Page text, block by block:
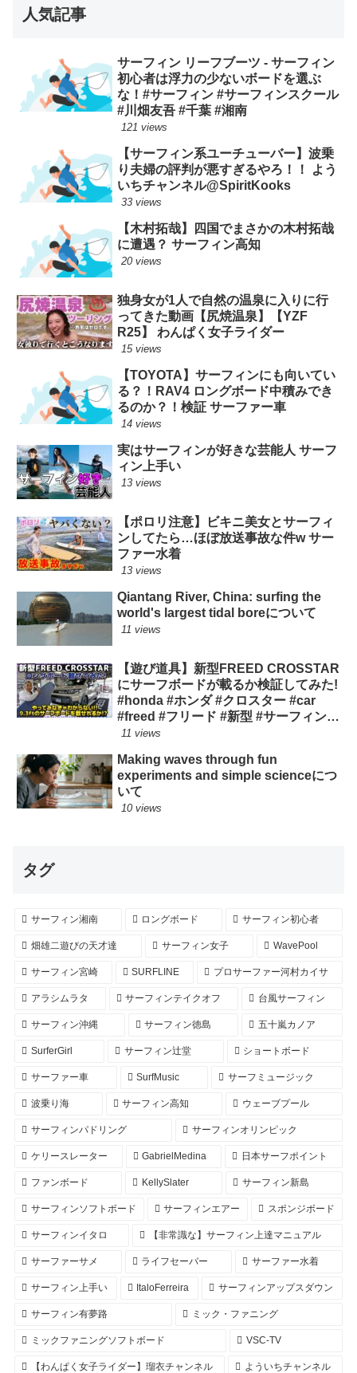
人気記事
サーフィン リーフブーツ - サーフィン
初心者は浮力の少ないボードを選ぶ
な！#サーフィン #サーフィンスクール
#川畑友吾 #千葉 #湘南
121 views
【サーフィン系ユーチューバー】波乗
り夫婦の評判が悪すぎるやろ！！ よう
いちチャンネル@SpiritKooks
33 views
【木村拓哉】四国でまさかの木村拓哉
に遭遇？ サーフィン高知
20 views
独身女が1人で自然の温泉に入りに行
ってきた動画【尻焼温泉】【YZF
R25】 わんぱく女子ライダー
15 views
【TOYOTA】サーフィンにも向いてい
る？！RAV4 ロングボード中積みでき
るのか？！検証 サーファー車
14 views
実はサーフィンが好きな芸能人 サーフ
ィン上手い
13 views
【ポロリ注意】ビキニ美女とサーフィ
ンしてたら…ほぼ放送事故な件w サー
ファー水着
13 views
Qiantang River, China: surfing the
world's largest tidal boreについて
11 views
【遊び道具】新型FREED CROSSTAR
にサーフボードが載るか検証してみた!
#honda #ホンダ #クロスター #car
#freed #フリード #新型 #サーフィン
ロングボード
11 views
Making waves through fun
experiments and simple scienceにつ
いて
10 views
タグ
サーフィン湘南 ロングボード サーフィン初心者
畑雄二遊びの天才達 サーフィン女子 WavePool
サーフィン宮崎 SURFLINE プロサーファー河村カイサ
アラシムラタ サーフィンテイクオフ 台風サーフィン
サーフィン沖縄 サーフィン徳島 五十嵐カノア
SurferGirl サーフィン辻堂 ショートボード
サーファー車 SurfMusic サーフミュージック
波乗り海 サーフィン高知 ウェーブプール
サーフィンパドリング サーフィンオリンピック
ケリースレーター GabrielMedina 日本サーフポイント
ファンボード KellySlater サーフィン新島
サーフィンソフトボード サーフィンエアー スポンジボード
サーフィンイタロ 【非常識な】サーフィン上達マニュアル
サーファーサメ ライフセーバー サーファー水着
サーフィン上手い ItaloFerreira サーフィンアップスダウン
サーフィン有夢路 ミック・ファニング
ミックファニングソフトボード VSC-TV
【わんぱく女子ライダー】瑠衣チャンネル よういちチャンネル